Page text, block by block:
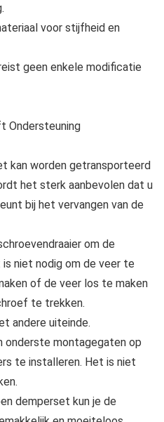
voor stijfheid en
geen enkele modificatie
Ondersteuning
kan worden getransporteerd
het sterk aanbevolen dat u
bij het vervangen van de
om de
niet nodig om de veer te
of de veer los te maken
te trekken.
andere uiteinde.
onderste montagegaten op
te installeren. Het is niet
demperset kun je de